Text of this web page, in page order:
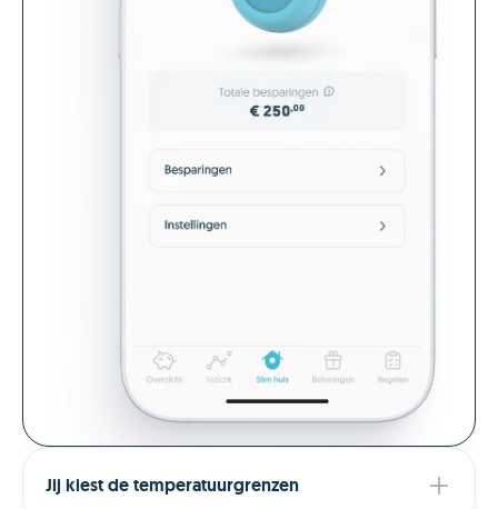
Jij kiest de temperatuurgrenzen